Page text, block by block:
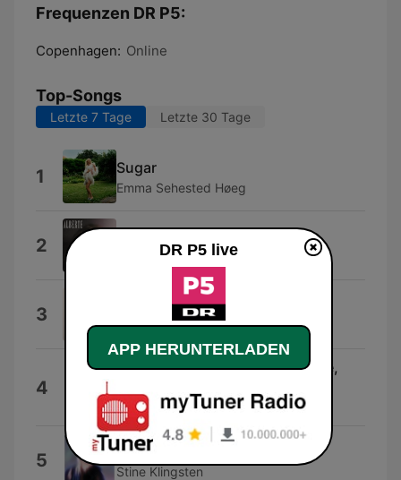
Frequenzen DR P5:
Copenhagen: Online
Top-Songs
Letzte 7 Tage Letzte 30 Tage
1 Sugar
Emma Sehested Høeg
2
3 Den Omvendte Verden
Bjarne Jes Hansen
4
Beautiful Night (feat. Jeff Lynne,
Ringo Starr & Linda McCartney)
Paul McCartney
5 Ingen Råber
Stine Klingsten
DR P5 live
APP HERUNTERLADEN